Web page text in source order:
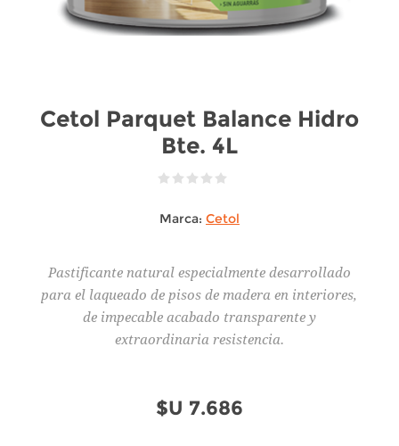
Cetol Parquet Balance Hidro
Bte. 4L
Marca: Cetol
Pastificante natural especialmente desarrollado
para el laqueado de pisos de madera en interiores,
de impecable acabado transparente y
extraordinaria resistencia.
$U 7.686